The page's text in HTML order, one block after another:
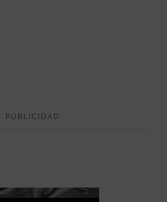
PUBLICIDAD